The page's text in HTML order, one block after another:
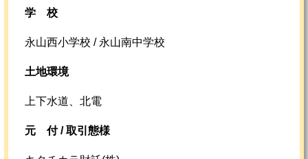
学校
永山西小学校 / 永山南中学校
土地環境
上下水道、北電
元 付 /取引態様